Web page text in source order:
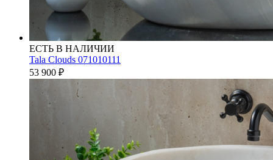
ЕСТЬ В НАЛИЧИИ
Tala Clouds 071010111
53 900 ₽